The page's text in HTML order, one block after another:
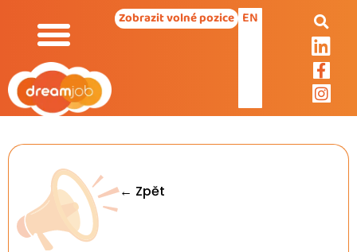
Zobrazit volné pozice EN
← Zpět